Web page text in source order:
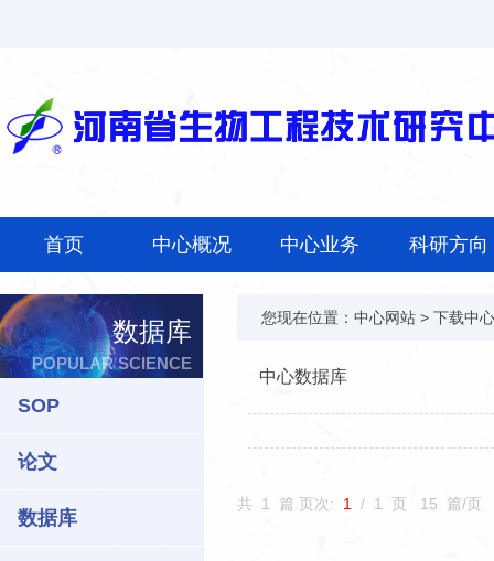
首页 中心概况 中心业务 科研方向
数据库
POPULAR SCIENCE
SOP
论文
数据库
您现在位置： 中心网站 > 下载中心
中心数据库
共 1 篇 页次: 1 / 1 页 15 篇/页